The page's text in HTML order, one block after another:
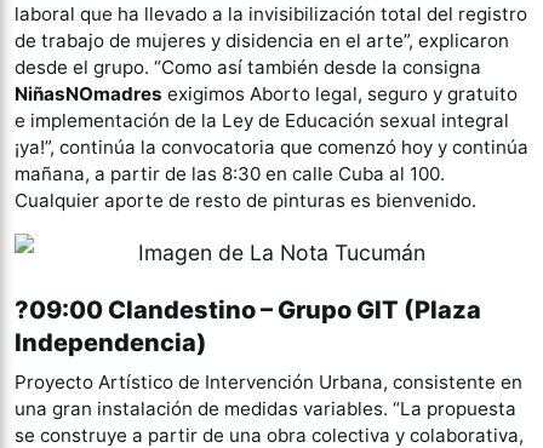
laboral que ha llevado a la invisibilización total del registro
de trabajo de mujeres y disidencia en el arte”, explicaron
desde el grupo. “Como así también desde la consigna
NiñasNOmadres exigimos Aborto legal, seguro y gratuito
e implementación de la Ley de Educación sexual integral
¡ya!”, continúa la convocatoria que comenzó hoy y continúa
mañana, a partir de las 8:30 en calle Cuba al 100.
Cualquier aporte de resto de pinturas es bienvenido.
?09:00 Clandestino – Grupo GIT (Plaza
Independencia)
Proyecto Artístico de Intervención Urbana, consistente en
una gran instalación de medidas variables. “La propuesta
se construye a partir de una obra colectiva y colaborativa,